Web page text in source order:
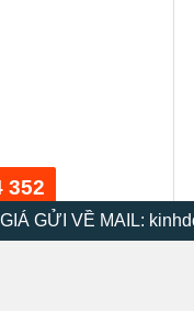
GỬI VỀ MAIL:
352